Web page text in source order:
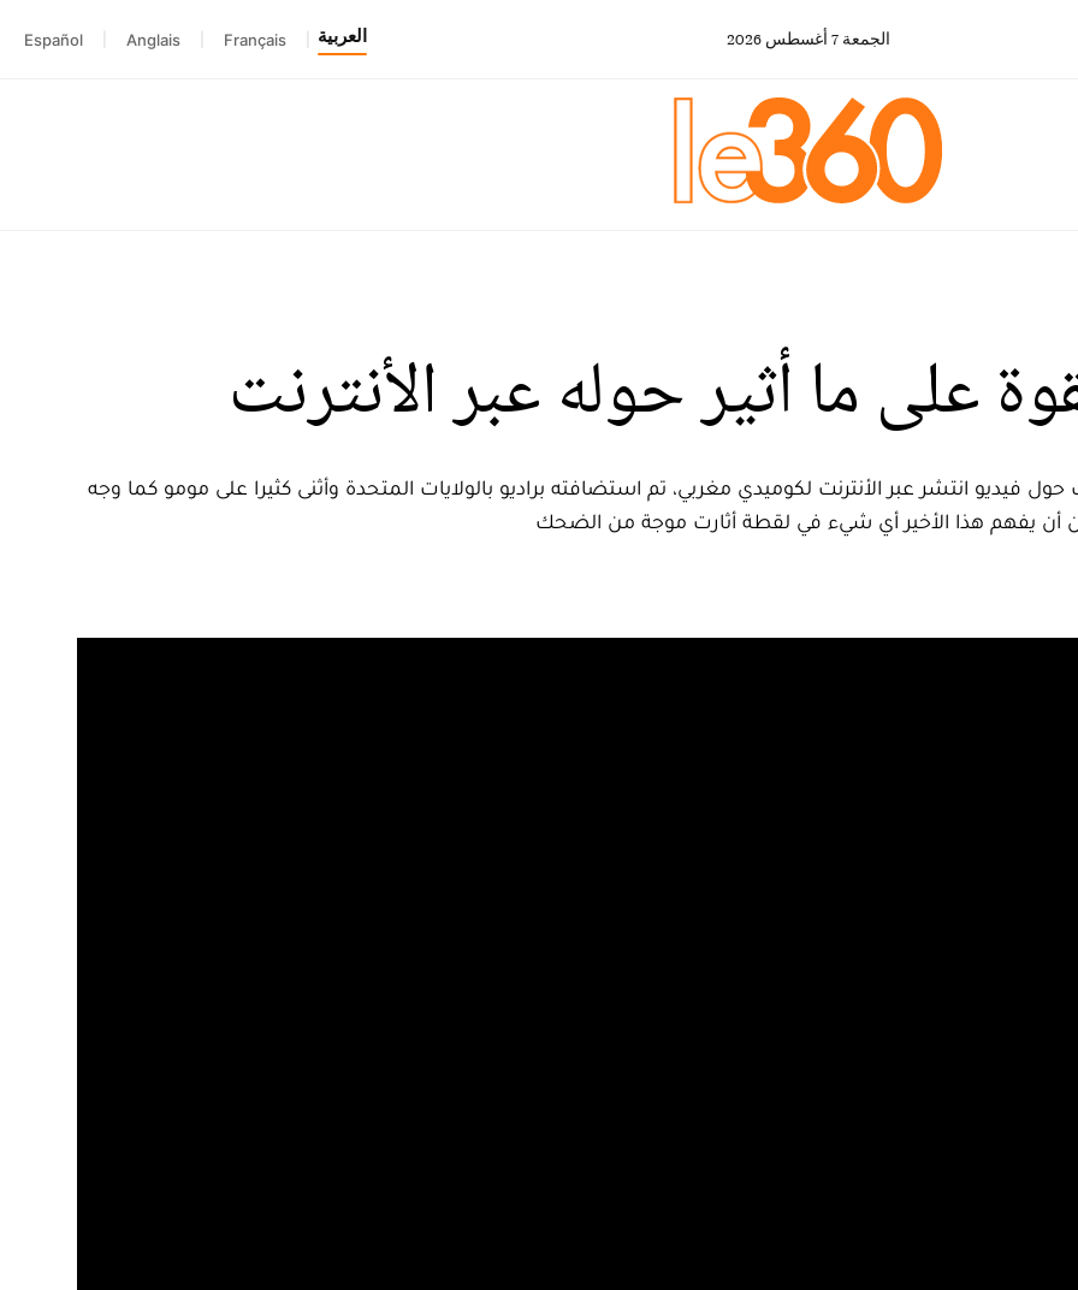
الجمعة 7 أغسطس 2026 العربية Français
Anglais
Español
على ما أثير حوله عبر الأنترنت
فيديو انتشر عبر الأنترنت لكوميدي مغربي، تم استضافته براديو بالولايات المتحدة وأثنى كثيرا على مومو كما وجه
أن يفهم هذا الأخير أي شيء في لقطة أثارت موجة من الضحك